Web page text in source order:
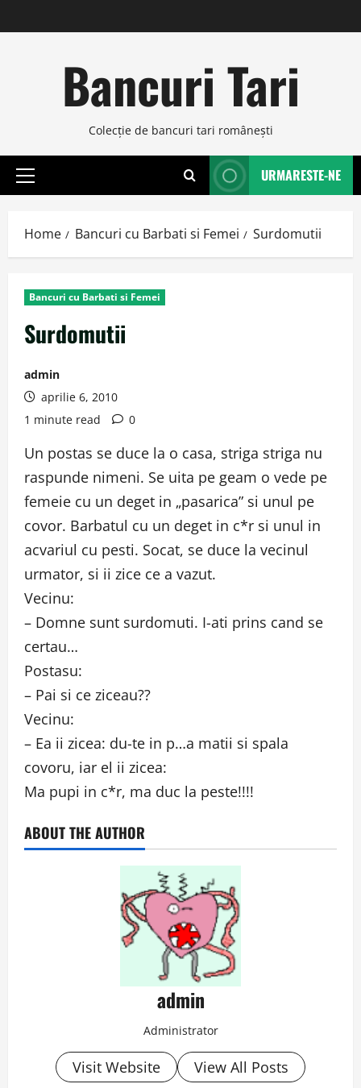
to
Bancuri Tari
Colecţie de bancuri tari româneşti
Primary
URMARESTE-NE
Home Bancuri cu Barbati si Femei Surdomutii
Bancuri cu Barbati si Femei
Surdomutii
admin
aprilie 6, 2010
1 minute read
0
Un postas se duce la o casa, striga striga nu
raspunde nimeni. Se uita pe geam o vede pe
femeie cu un deget in „pasarica” si unul pe
covor. Barbatul cu un deget in c*r si unul in
acvariul cu pesti. Socat, se duce la vecinul
urmator, si ii zice ce a vazut.
Vecinu:
– Domne sunt surdomuti. I-ati prins cand se
certau…
Postasu:
– Pai si ce ziceau??
Vecinu:
– Ea ii zicea: du-te in p…a matii si spala
covoru, iar el ii zicea:
Ma pupi in c*r, ma duc la peste!!!!
ABOUT THE AUTHOR
admin
Administrator
Visit Website View All Posts